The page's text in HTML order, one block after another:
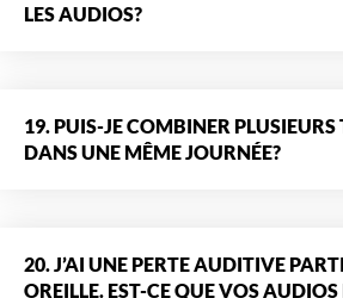
LES AUDIOS?
19. PUIS-JE COMBINER
DANS UNE MÊME JOURNÉE?
20. J’AI UNE PERTE AUDITIVE
OREILLE. EST-CE QUE VOS AUDIOS